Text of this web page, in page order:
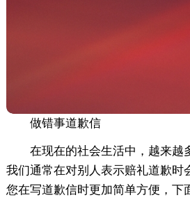
做错事道歉信
在现在的社会生活中，越来越
我们通常在对别人表示赔礼道歉时
您在写道歉信时更加简单方便，下